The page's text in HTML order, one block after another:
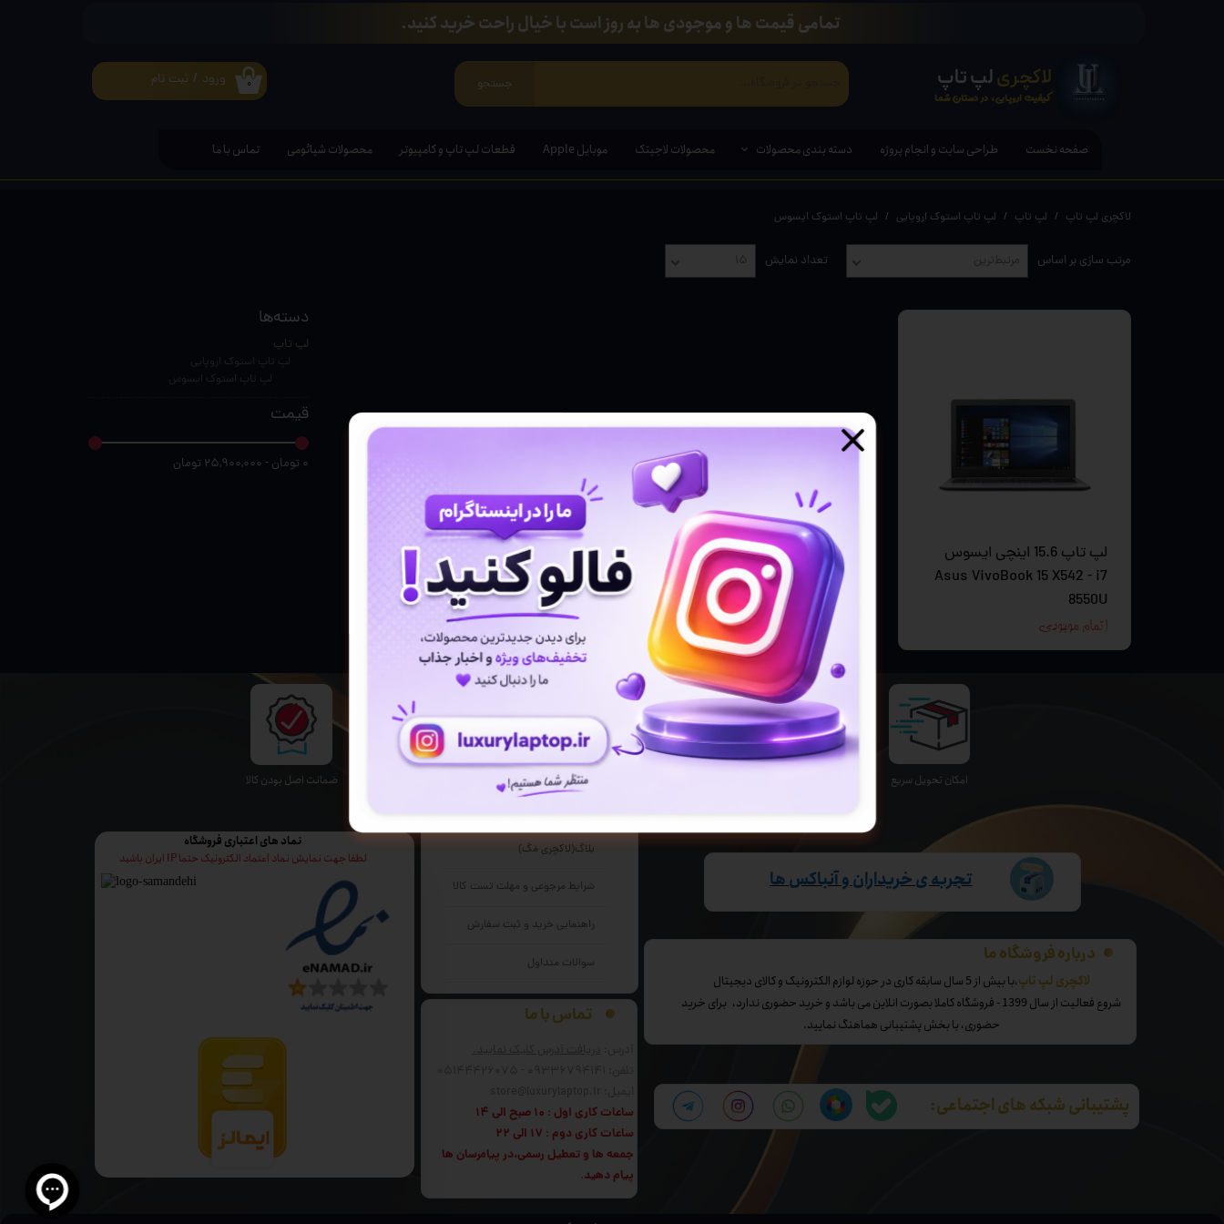
لاکچریلپ تاپ
کیفیت اروپایی، در دستان شما
جستجو ۰ ورود / ثبت نام
تغییر گذر واژه
سفارشات
صفحه نخست طراحی سایت و انجام پروژه دسته بندی محصولات
قلم هوشمند ( قلم مخصوص لپ تاپ و تبلت)
تجهیزات و مودم
دانگل،لوازم خودرویی و محصولات کاربردی
ویدئو پروژکتور
محصولات لاجیتک موبایل Apple قطعات لپ تاپ و کامپیوتر محصولات شیائومی تماس با ما
تمامی قیمت ها و موجودی ها به روز است با خیال راحت خرید کنید.
لاکچری لپ تاپ لپ تاپ لپ تاپ استوک اروپایی لپ تاپ استوک ایسوس
مرتب سازی بر اساس مرتبط‌ترین تعداد نمایش ۱۵
لپ تاپ 15.6 اینچی ایسوس
Asus VivoBook 15 X542 - i7
8550U
اتمام موجودی
دسته‌ها
لپ تاپ
لپ تاپ استوک اروپایی
لپ تاپ استوک ایسوس
قیمت
۰ تومان - ۲۵,۹۰۰,۰۰۰ تومان
پشتیبانی شبکه های اجتماعی:
درباره فروشگاه ما
​لاکچری لپ تاپ،با بیش از 5 سال سابقه کاری در حوزه لوازم الکترونیک و کالای دیجیتال
شروع فعالیت از سال 1399 - فروشگاه کاملا بصورت انلاین می باشد و خرید حضوری ندارد، برای خرید
حضوری، با بخش پشتیبانی هماهنگ نمایید.
منوی سایت
بلاگ(لاکچری مَگ)
شرایط مرجوعی و مهلت تست کالا
راهنمایی خرید و ثبت سفارش
سوالات متداول
تماس با ما
ساعات کاری اول : 10 صبح الی 14
ساعات کاری دوم : 17 الی 22
جمعه ها و تعطیل رسمی،در پیامرسان ها
پیام دهید.
نماد های اعتباری فروشگاه
لطفا جهت نمایش نماد اعتماد الکترونیک حتما IP ایران باشید
اﻣﮑﺎن ﺗﺤﻮﯾﻞ سریع هفت روز مهلت تست بابت سخت افزار ﺿﻤﺎﻧﺖ اﺻﻞ ﺑﻮدن ﮐﺎﻟﺎ
تجربه ی خریداران و آنباکس ها